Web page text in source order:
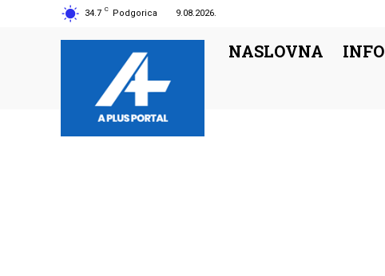
34.7 C Podgorica 9.08.2026.
NASLOVNA INFO